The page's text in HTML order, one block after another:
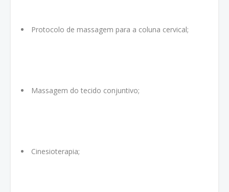
Protocolo de massagem para a coluna cervical;
Massagem do tecido conjuntivo;
Cinesioterapia;